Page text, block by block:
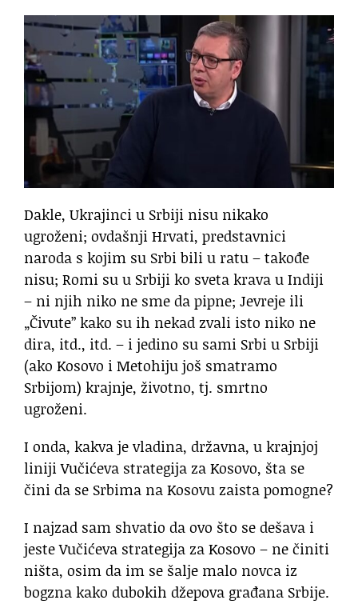
Dakle, Ukrajinci u Srbiji nisu nikako
ugroženi; ovdašnji Hrvati, predstavnici
naroda s kojim su Srbi bili u ratu – takođe
nisu; Romi su u Srbiji ko sveta krava u Indiji
– ni njih niko ne sme da pipne; Jevreje ili
„Čivute” kako su ih nekad zvali isto niko ne
dira, itd., itd. – i jedino su sami Srbi u Srbiji
(ako Kosovo i Metohiju još smatramo
Srbijom) krajnje, životno, tj. smrtno
ugroženi.
I onda, kakva je vladina, državna, u krajnjoj
liniji Vučićeva strategija za Kosovo, šta se
čini da se Srbima na Kosovu zaista pomogne?
I najzad sam shvatio da ovo što se dešava i
jeste Vučićeva strategija za Kosovo – ne činiti
ništa, osim da im se šalje malo novca iz
bogzna kako dubokih džepova građana Srbije.